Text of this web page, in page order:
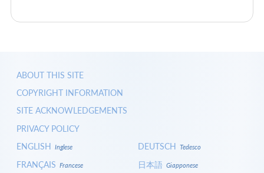
ABOUT THIS SITE
COPYRIGHT INFORMATION
SITE ACKNOWLEDGEMENTS
PRIVACY POLICY
ENGLISH Inglese
FRANÇAIS Francese
DEUTSCH Tedesco
日本語 Giapponese